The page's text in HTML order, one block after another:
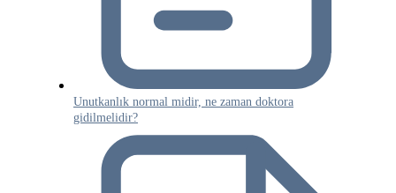
Unutkanlık normal midir, ne zaman doktora
gidilmelidir?